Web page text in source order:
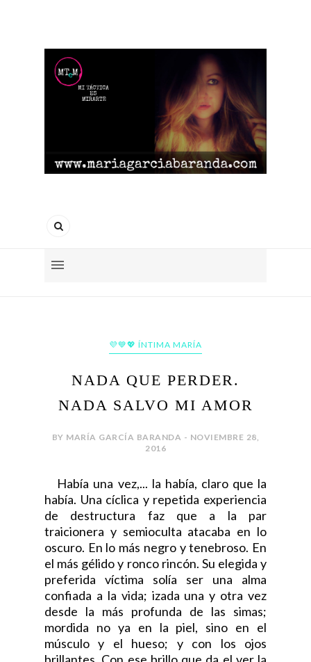
💜💙💖 ÍNTIMA MARÍA
NADA QUE PERDER.
NADA SALVO MI AMOR
BY MARÍA GARCÍA BARANDA - NOVIEMBRE 28,
2016
Había una vez,... la había, claro que la
había. Una cíclica y repetida experiencia
de destructura faz que a la par
traicionera y semioculta atacaba en lo
oscuro. En lo más negro y tenebroso. En
el más gélido y ronco rincón. Su elegida y
preferida víctima solía ser una alma
confiada a la vida; izada una y otra vez
desde la más profunda de las simas;
mordida no ya en la piel, sino en el
músculo y el hueso; y con los ojos